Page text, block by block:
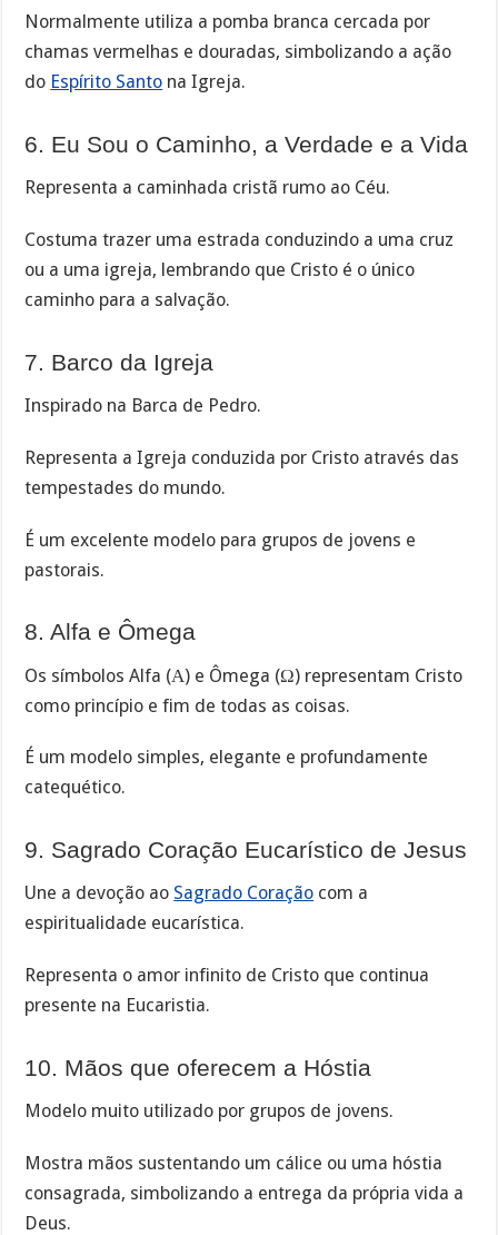
Normalmente utiliza a pomba branca cercada por
chamas vermelhas e douradas, simbolizando a ação
do Espírito Santo na Igreja.
6. Eu Sou o Caminho, a Verdade e a Vida
Representa a caminhada cristã rumo ao Céu.
Costuma trazer uma estrada conduzindo a uma cruz
ou a uma igreja, lembrando que Cristo é o único
caminho para a salvação.
7. Barco da Igreja
Inspirado na Barca de Pedro.
Representa a Igreja conduzida por Cristo através das
tempestades do mundo.
É um excelente modelo para grupos de jovens e
pastorais.
8. Alfa e Ômega
Os símbolos Alfa (Α) e Ômega (Ω) representam Cristo
como princípio e fim de todas as coisas.
É um modelo simples, elegante e profundamente
catequético.
9. Sagrado Coração Eucarístico de Jesus
Une a devoção ao Sagrado Coração com a
espiritualidade eucarística.
Representa o amor infinito de Cristo que continua
presente na Eucaristia.
10. Mãos que oferecem a Hóstia
Modelo muito utilizado por grupos de jovens.
Mostra mãos sustentando um cálice ou uma hóstia
consagrada, simbolizando a entrega da própria vida a
Deus.